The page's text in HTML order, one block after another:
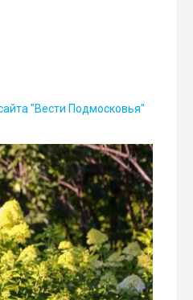
"Вести Подмосковья"